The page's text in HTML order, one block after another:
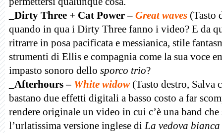
_Dirty Three + Cat Power – Great waves (Tasto
quando in qua i Dirty Three fanno i video? E da
ritrarre in posa pacificata e messianica, stile
strumenti di Ellis e compagnia come la sua voce
impasto sonoro dello sporco trio?
_Afterhours – White widow (Tasto destro, Salva
bastano due effetti digitali a basso costo a far
rendere originale un video in cui c’è una band
l’urlatissima versione inglese diLa vedova bianca